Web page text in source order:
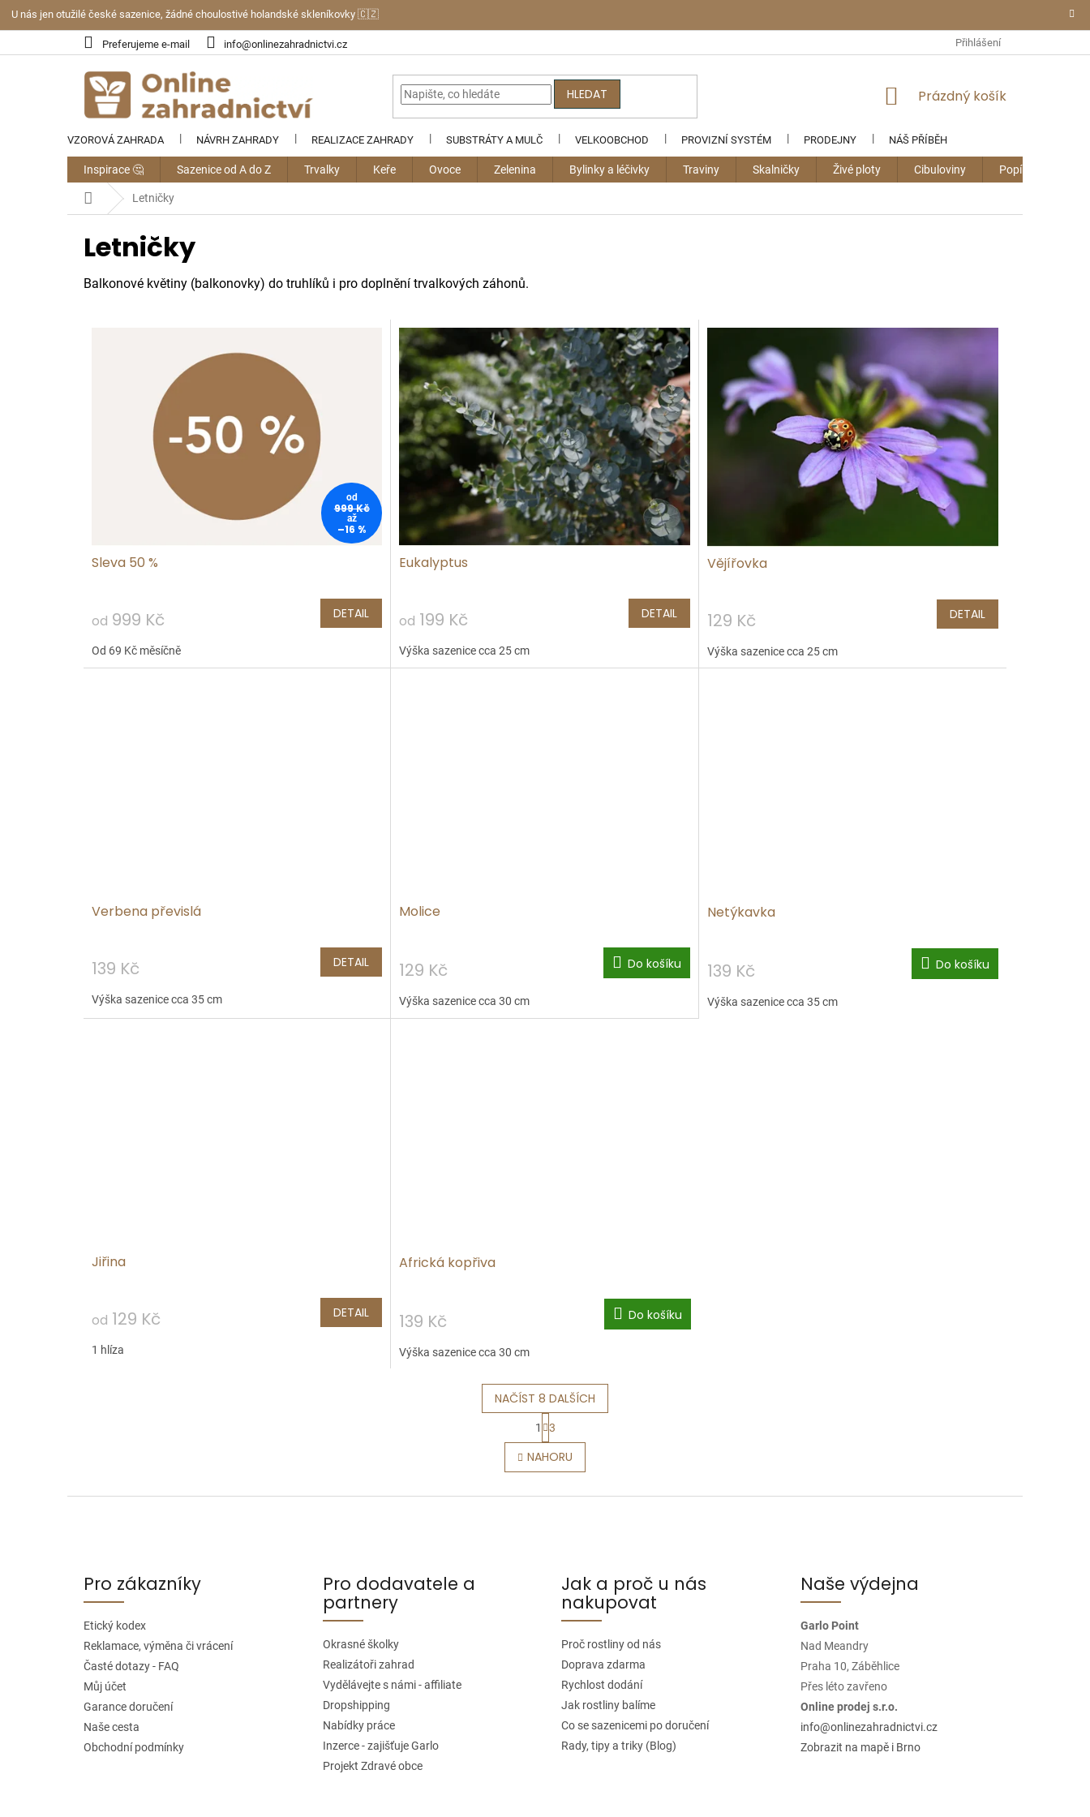
U nás jen otužilé české sazenice, žádné choulostivé holandské skleníkovky 🇨🇿
Preferujeme e-mail info@onlinezahradnictvi.cz
VZOROVÁ ZAHRADA NÁVRH ZAHRADY REALIZACE ZAHRADY SUBSTRÁTY A MULČ VELKOOBCHOD PROVIZNÍ SYSTÉM PRODEJNY NÁŠ PŘÍBĚH
Přihlášení
HLEDAT
NÁKUPNÍ
Prázdný košík
Inspirace 🤔 Sazenice od A do Z Trvalky Keře Ovoce Zelenina Bylinky a léčivky Traviny Skalničky Živé ploty Cibuloviny Popínavky
Domů Letničky
Letničky
Balkonové květiny (balkonovky) do truhlíků i pro doplnění trvalkových záhonů.
u
k
ů
od
999 Kč
až
–16 %
Sleva 50 %
od 999 Kč DETAIL
Od 69 Kč měsíčně
Eukalyptus
od 199 Kč DETAIL
Výška sazenice cca 25 cm
Vějířovka
129 Kč DETAIL
Výška sazenice cca 25 cm
Verbena převislá
139 Kč DETAIL
Výška sazenice cca 35 cm
Molice
129 Kč Do košíku
Výška sazenice cca 30 cm
Netýkavka
139 Kč Do košíku
Výška sazenice cca 35 cm
Jiřina
od 129 Kč DETAIL
1 hlíza
Africká kopřiva
139 Kč Do košíku
Výška sazenice cca 30 cm
O
v
l
á
NAČÍST 8 DALŠÍCH
S
t
r
á
n
1 3
NAHORU
Pro zákazníky
Etický kodex
Reklamace, výměna či vrácení
Časté dotazy - FAQ
Můj účet
Garance doručení
Naše cesta
Obchodní podmínky
Pro dodavatele a
partnery
Okrasné školky
Realizátoři zahrad
Vydělávejte s námi - affiliate
Dropshipping
Nabídky práce
Inzerce - zajišťuje Garlo
Projekt Zdravé obce
Jak a proč u nás
nakupovat
Proč rostliny od nás
Doprava zdarma
Rychlost dodání
Jak rostliny balíme
Co se sazenicemi po doručení
Rady, tipy a triky (Blog)
Naše výdejna
Garlo Point
Nad Meandry
Praha 10, Záběhlice
Přes léto zavřeno
Online prodej s.r.o.
info@onlinezahradnictvi.cz
Zobrazit na mapě i Brno